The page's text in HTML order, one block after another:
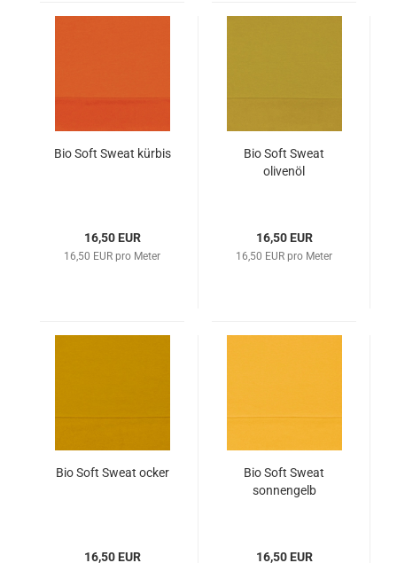
Bio Soft Sweat kürbis
16,50 EUR
16,50 EUR pro Meter
Bio Soft Sweat
olivenöl
16,50 EUR
16,50 EUR pro Meter
Bio Soft Sweat ocker
16,50 EUR
Bio Soft Sweat
sonnengelb
16,50 EUR